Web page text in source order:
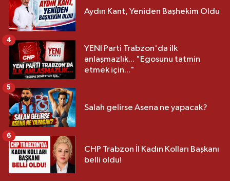
Aydın Kant, Yeniden Başhekim Oldu
YENİ Parti Trabzon'da ilk
anlaşmazlık... "Egosunu tatmin
etmek için..."
4
Salah gelirse Asena ne yapacak?
5
CHP Trabzon İl Kadın Kolları Başkanı
belli oldu!
6